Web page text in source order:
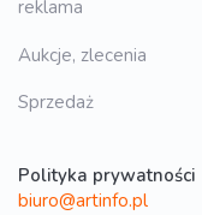
reklama
Aukcje, zlecenia
Sprzedaż
Polityka prywatności
biuro@artinfo.pl